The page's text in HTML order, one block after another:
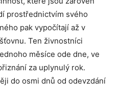
prostřednictvím svého
pak vypočítají až v
Ten živnostníci
měsíce ode dne, ve
za uplynulý rok.
do osmi dnů od odevzdání